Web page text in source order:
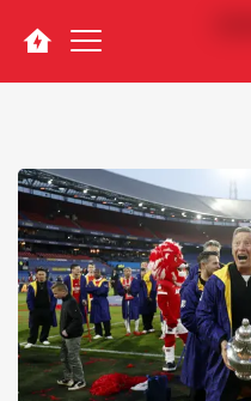
Navigation